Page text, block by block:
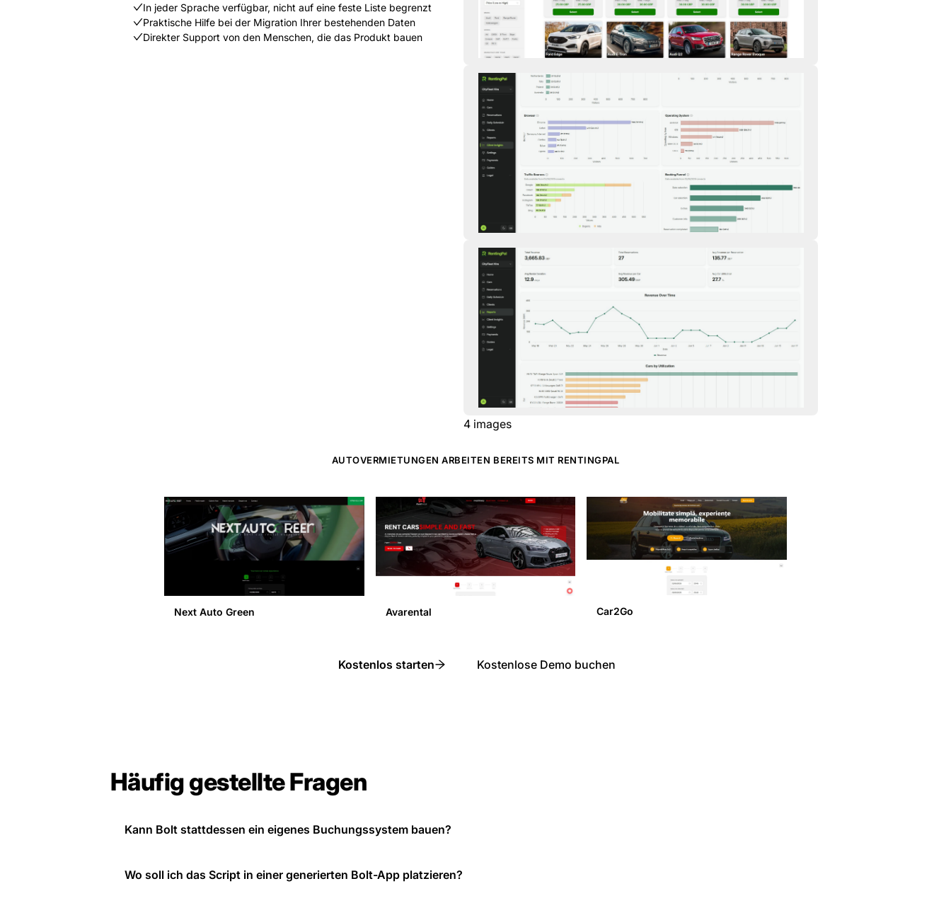
In jeder Sprache verfügbar, nicht auf eine feste Liste begrenzt
Praktische Hilfe bei der Migration Ihrer bestehenden Daten
Direkter Support von den Menschen, die das Produkt bauen
4 images
AUTOVERMIETUNGEN ARBEITEN BEREITS MIT RENTINGPAL
Next Auto Green Avarental Car2Go
Kostenlos starten Kostenlose Demo buchen
Häufig gestellte Fragen
Kann Bolt stattdessen ein eigenes Buchungssystem bauen?
Wo soll ich das Script in einer generierten Bolt-App platzieren?